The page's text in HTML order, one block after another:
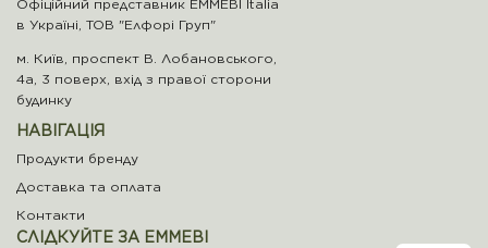
Офіційний представник EMMEBI Italia
в Україні, ТОВ "Елфорі Груп"
м. Київ, проспект В. Лобановського,
4а, 3 поверх, вхід з правої сторони
будинку
НАВІГАЦІЯ
Продукти бренду
Доставка та оплата
Контакти
СЛІДКУЙТЕ ЗА EMMEBI